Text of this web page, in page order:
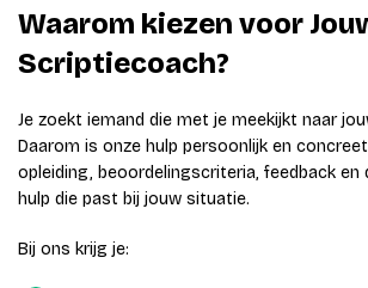
Waarom kiezen voor
Scriptiecoach?
Je zoekt iemand die met je meekijkt naar
Daarom is onze hulp persoonlijk en
opleiding, beoordelingscriteria, feedback en
hulp die past bij jouw situatie.
Bij ons krijg je: